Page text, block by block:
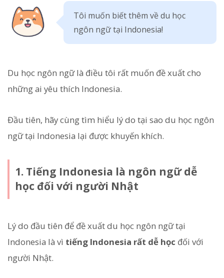
Tôi muốn biết thêm về du học
ngôn ngữ tại Indonesia!
Du học ngôn ngữ là điều tôi rất muốn đề xuất cho
những ai yêu thích Indonesia.
Đầu tiên, hãy cùng tìm hiểu lý do tại sao du học ngôn
ngữ tại Indonesia lại được khuyến khích.
1. Tiếng Indonesia là ngôn ngữ dễ
học đối với người Nhật
Lý do đầu tiên để đề xuất du học ngôn ngữ tại
Indonesia là vì tiếng Indonesia rất dễ học đối với
người Nhật.